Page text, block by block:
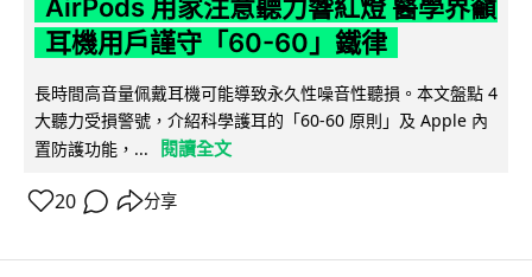
AirPods 用家注意聽力響紅燈 醫學界籲
耳機用戶謹守「60-60」鐵律
長時間高音量佩戴耳機可能導致永久性噪音性聽損。本文盤點 4
大聽力受損警號，介紹科學護耳的「60-60 原則」及 Apple 內
置防護功能，...
閱讀全文
20 分享